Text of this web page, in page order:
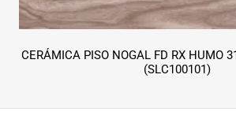
CERÁMICA PISO NOGAL FD RX HUMO
(SLC100101)